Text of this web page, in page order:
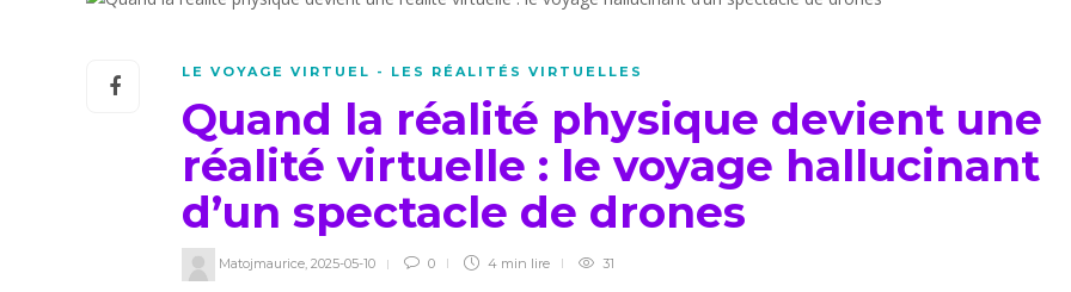
LE VOYAGE VIRTUEL - LES RÉALITÉS VIRTUELLES
Quand la réalité physique devient une
réalité virtuelle : le voyage hallucinant
d’un spectacle de drones
Matojmaurice, 2025-05-10 0 4 min lire 31